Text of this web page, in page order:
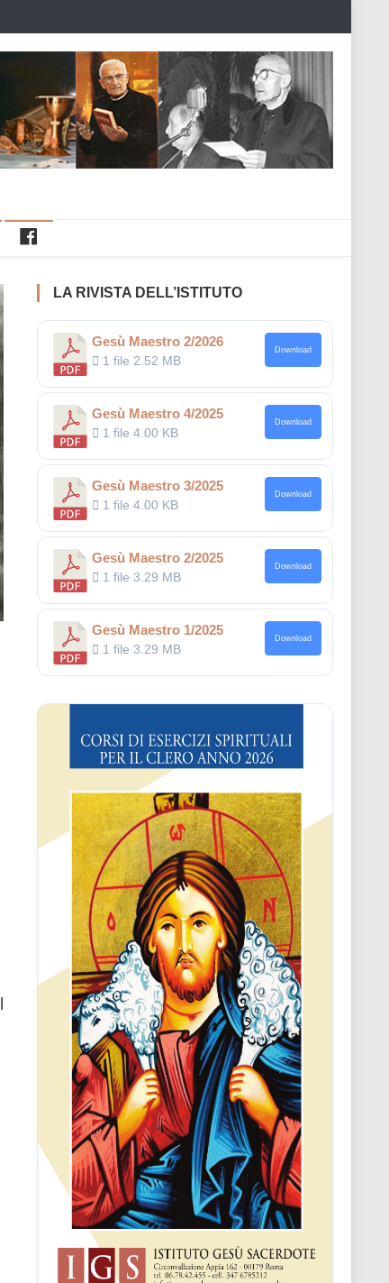
LA RIVISTA DELL’ISTITUTO
Gesù Maestro 2/2026
1 file 2.52 MB
Download
Gesù Maestro 4/2025
1 file4.00 KB
Download
Gesù Maestro 3/2025
1 file4.00 KB
Download
Gesù Maestro 2/2025
1 file3.29 MB
Download
Gesù Maestro 1/2025
1 file3.29 MB
Download